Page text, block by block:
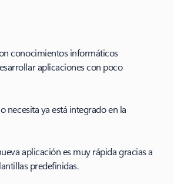
conocimientos informáticos
aplicaciones con poco
necesita ya está integrado en la
aplicación es muy rápida gracias a
predefinidas.